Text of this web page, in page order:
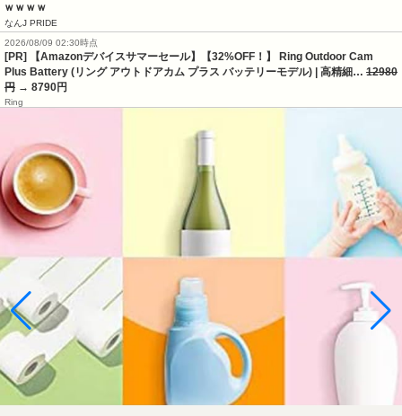
ｗｗｗｗ
なんJ PRIDE
2026/08/09 02:30時点
[PR] 【Amazonデバイスサマーセール】【32%OFF！】 Ring Outdoor Cam
Plus Battery (リング アウトドアカム プラス バッテリーモデル) | 高精細… 12980
円 → 8790円
Ring